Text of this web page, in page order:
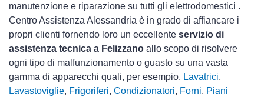
manutenzione e riparazione su tutti gli elettrodomestici .
Centro Assistenza Alessandria è in grado di affiancare i
propri clienti fornendo loro un eccellente servizio di
assistenza tecnica a Felizzano allo scopo di risolvere
ogni tipo di malfunzionamento o guasto su una vasta
gamma di apparecchi quali, per esempio, Lavatrici,
Lavastoviglie, Frigoriferi, Condizionatori, Forni, Piani